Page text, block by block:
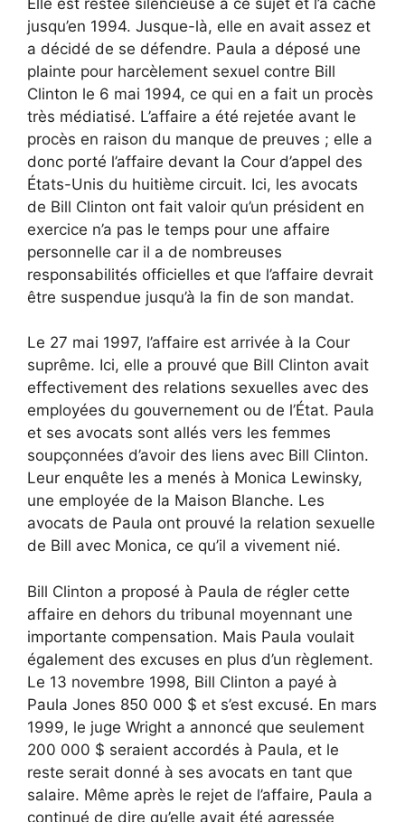
jusqu’en 1994. Jusque-là, elle en avait assez et
a décidé de se défendre. Paula a déposé une
plainte pour harcèlement sexuel contre Bill
Clinton le 6 mai 1994, ce qui en a fait un procès
très médiatisé. L’affaire a été rejetée avant le
procès en raison du manque de preuves ; elle a
donc porté l’affaire devant la Cour d’appel des
États-Unis du huitième circuit. Ici, les avocats
de Bill Clinton ont fait valoir qu’un président en
exercice n’a pas le temps pour une affaire
personnelle car il a de nombreuses
responsabilités officielles et que l’affaire devrait
être suspendue jusqu’à la fin de son mandat.
Le 27 mai 1997, l’affaire est arrivée à la Cour
suprême. Ici, elle a prouvé que Bill Clinton avait
effectivement des relations sexuelles avec des
employées du gouvernement ou de l’État. Paula
et ses avocats sont allés vers les femmes
soupçonnées d’avoir des liens avec Bill Clinton.
Leur enquête les a menés à Monica Lewinsky,
une employée de la Maison Blanche. Les
avocats de Paula ont prouvé la relation sexuelle
de Bill avec Monica, ce qu’il a vivement nié.
Bill Clinton a proposé à Paula de régler cette
affaire en dehors du tribunal moyennant une
importante compensation. Mais Paula voulait
également des excuses en plus d’un règlement.
Le 13 novembre 1998, Bill Clinton a payé à
Paula Jones 850 000 $ et s’est excusé. En mars
1999, le juge Wright a annoncé que seulement
200 000 $ seraient accordés à Paula, et le
reste serait donné à ses avocats en tant que
salaire. Même après le rejet de l’affaire, Paula a
continué de dire qu’elle avait été agressée